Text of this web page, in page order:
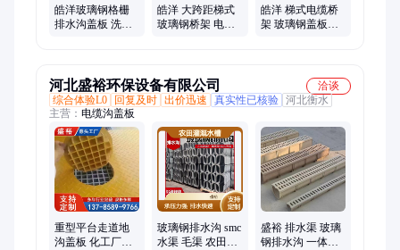
皓洋玻璃钢格栅
排水沟盖板 洗车
皓洋 大跨距梯式
玻璃钢桥架 电缆
皓洋 梯式电缆桥
架 玻璃钢盖板厂
河北盛裕环保设备有限公司
洽谈
综合体验L0
回复及时 出价迅速 真实性已核验 河北衡水
主营： 电缆沟盖板
重型平台走道地
沟盖板 化工厂电
玻璃钢排水沟 smc
水渠 毛渠 农田灌
盛裕 排水渠 玻璃
钢排水沟 一体成